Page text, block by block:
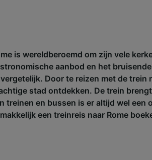
is wereldberoemd om zijn vele
aanbod en het
Door te reizen met de trein
stad ontdekken. De trein
treinen en bussen is er altijd wel
een treinreis naar Rome